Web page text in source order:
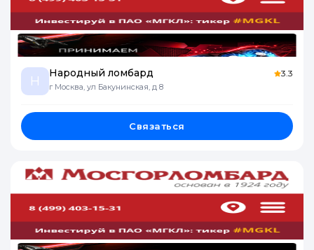
Н
Народный ломбард
г Москва, ул Бакунинская, д 8
3.3
Связаться